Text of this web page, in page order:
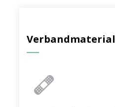
Verbandmaterial